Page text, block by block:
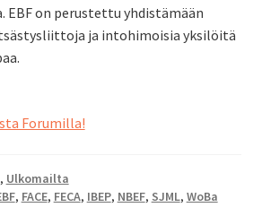
EBF on perustettu yhdistämään
ja intohimoisia yksilöitä
Forumilla!
, Ulkomailta
, FACE, FECA, IBEP, NBEF, SJML, WoBa